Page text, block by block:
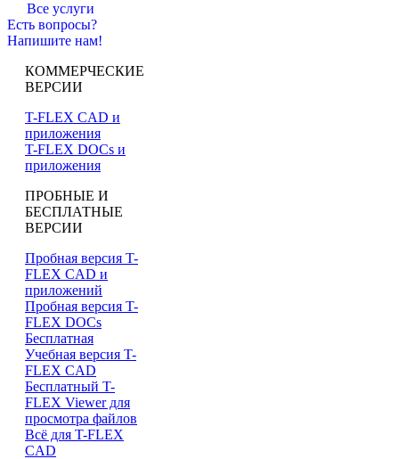
Все услуги
Есть вопросы?
Напишите нам!
КОММЕРЧЕСКИЕ
ВЕРСИИ
T-FLEX CAD и
приложения
T-FLEX DOCs и
приложения
ПРОБНЫЕ И
БЕСПЛАТНЫЕ
ВЕРСИИ
Пробная версия T-
FLEX CAD и
приложений
Пробная версия T-
FLEX DOCs
Бесплатная
Учебная версия T-
FLEX CAD
Бесплатный T-
FLEX Viewer для
просмотра файлов
Всё для T-FLEX
CAD